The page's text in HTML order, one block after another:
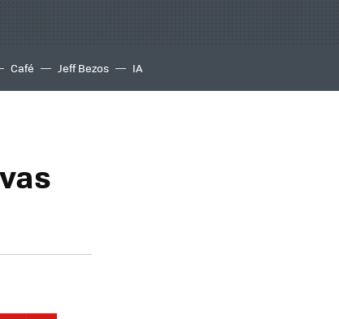
Café Jeff Bezos IA